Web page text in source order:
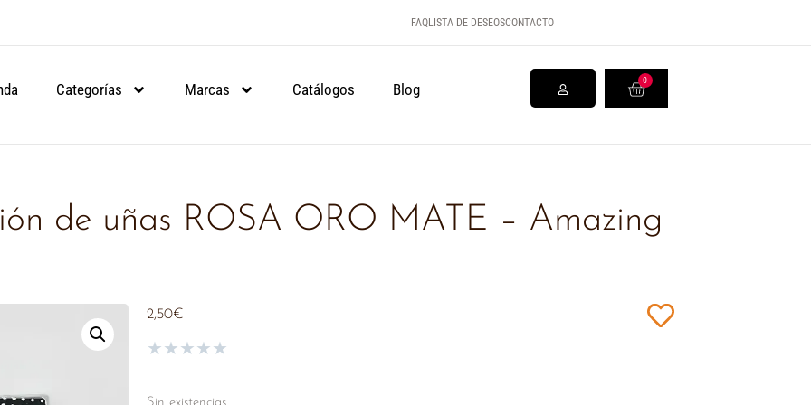
DE 90€.
DE 90€.
DE 90€.
FAQLISTA DE DESEOSCONTACTO
Categorías Marcas Catálogos Blog
0
de uñas ROSA ORO MATE – Amazing
2,50€
★★★★★